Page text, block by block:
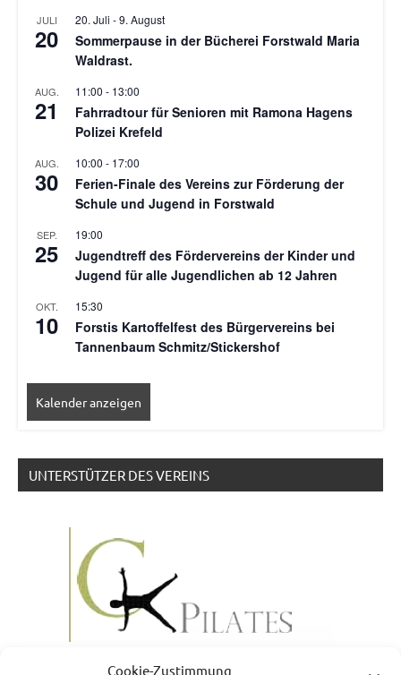
Cookie-Zustimmung
JULI
20
20. Juli -9. August
Sommerpause in der Bücherei Forstwald Maria
Waldrast.
AUG.
21
11:00 - 13:00
Fahrradtour für Senioren mit Ramona Hagens
Polizei Krefeld
AUG.
30
10:00 - 17:00
Ferien-Finale des Vereins zur Förderung der
Schule und Jugend in Forstwald
SEP.
25
19:00
Jugendtreff des Fördervereins der Kinder und
Jugend für alle Jugendlichen ab 12 Jahren
OKT.
10
15:30
Forstis Kartoffelfest des Bürgervereins bei
Tannenbaum Schmitz/Stickershof
Kalender anzeigen
UNTERSTÜTZER DES VEREINS